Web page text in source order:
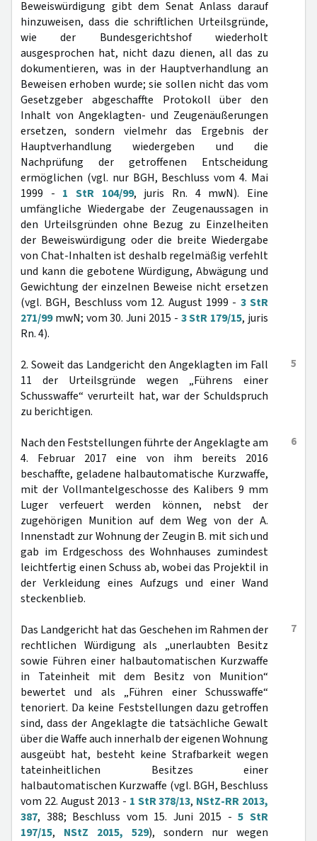
Beweiswürdigung gibt dem Senat Anlass darauf
hinzuweisen, dass die schriftlichen Urteilsgründe,
wie der Bundesgerichtshof wiederholt
ausgesprochen hat, nicht dazu dienen, all das zu
dokumentieren, was in der Hauptverhandlung an
Beweisen erhoben wurde; sie sollen nicht das vom
Gesetzgeber abgeschaffte Protokoll über den
Inhalt von Angeklagten- und Zeugenäußerungen
ersetzen, sondern vielmehr das Ergebnis der
Hauptverhandlung wiedergeben und die
Nachprüfung der getroffenen Entscheidung
ermöglichen (vgl. nur BGH, Beschluss vom 4. Mai
1999 - 1 StR 104/99, juris Rn. 4 mwN). Eine
umfängliche Wiedergabe der Zeugenaussagen in
den Urteilsgründen ohne Bezug zu Einzelheiten
der Beweiswürdigung oder die breite Wiedergabe
von Chat-Inhalten ist deshalb regelmäßig verfehlt
und kann die gebotene Würdigung, Abwägung und
Gewichtung der einzelnen Beweise nicht ersetzen
(vgl. BGH, Beschluss vom 12. August 1999 - 3 StR
271/99mwN; vom 30. Juni 2015 - 3 StR 179/15, juris
Rn. 4).
5
2. Soweit das Landgericht den Angeklagten im Fall
11 der Urteilsgründe wegen „Führens einer
Schusswaffe“ verurteilt hat, war der Schuldspruch
zu berichtigen.
6
Nach den Feststellungen führte der Angeklagte am
4. Februar 2017 eine von ihm bereits 2016
beschaffte, geladene halbautomatische Kurzwaffe,
mit der Vollmantelgeschosse des Kalibers 9 mm
Luger verfeuert werden können, nebst der
zugehörigen Munition auf dem Weg von der A.
Innenstadt zur Wohnung der Zeugin B. mit sich und
gab im Erdgeschoss des Wohnhauses zumindest
leichtfertig einen Schuss ab, wobei das Projektil in
der Verkleidung eines Aufzugs und einer Wand
steckenblieb.
7
Das Landgericht hat das Geschehen im Rahmen der
rechtlichen Würdigung als „unerlaubten Besitz
sowie Führen einer halbautomatischen Kurzwaffe
in Tateinheit mit dem Besitz von Munition“
bewertet und als „Führen einer Schusswaffe“
tenoriert. Da keine Feststellungen dazu getroffen
sind, dass der Angeklagte die tatsächliche Gewalt
über die Waffe auch innerhalb der eigenen Wohnung
ausgeübt hat, besteht keine Strafbarkeit wegen
tateinheitlichen Besitzes einer
halbautomatischen Kurzwaffe (vgl. BGH, Beschluss
vom 22. August 2013 - 1 StR 378/13, NStZ-RR 2013,
387, 388; Beschluss vom 15. Juni 2015 -5 StR
197/15, NStZ 2015, 529), sondern nur wegen